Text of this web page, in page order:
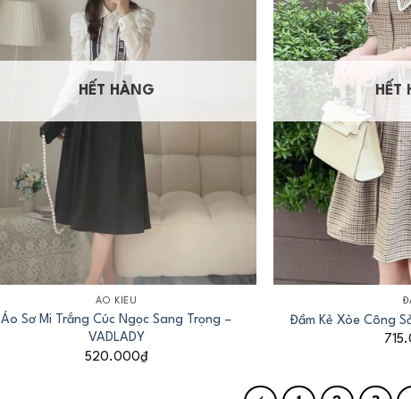
HẾT HÀNG
ÁO KIỂU
Áo Sơ Mi Trắng Cúc Ngọc Sang Trọng –
VADLADY
520.000₫
HẾT
Đầm Kẻ Xòe Công